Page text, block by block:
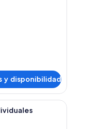
y disponibilidad
individual y una cama con
de hotel con dos camas, un